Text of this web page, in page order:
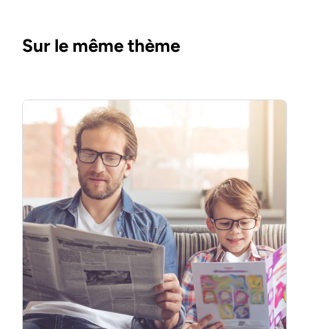
Sur le même thème